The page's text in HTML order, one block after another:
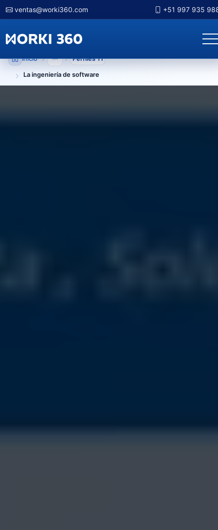
ventas@worki360.com +51 997 935
Inicio Mostrar niveles anteriores
Perfiles TI
La ingeniería de software